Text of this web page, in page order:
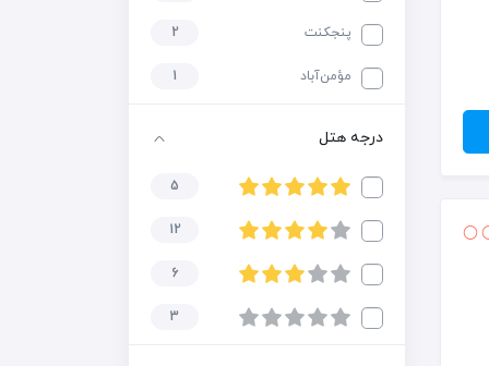
پنجکنت 2
مؤمن‌آباد 1
درجه هتل
5
12
6
3